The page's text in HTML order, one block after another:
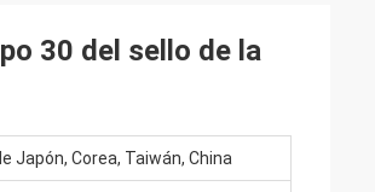
30 del sello de la
Japón, Corea, Taiwán, China